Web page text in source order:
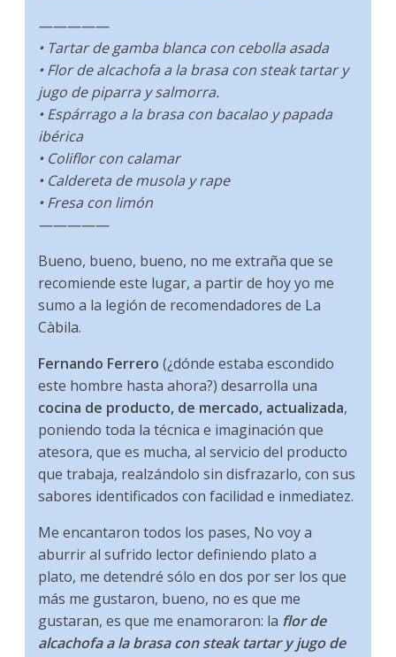
—————
• Tartar de gamba blanca con cebolla asada
• Flor de alcachofa a la brasa con steak tartar y
jugo de piparra y salmorra.
• Espárrago a la brasa con bacalao y papada
ibérica
• Coliflor con calamar
• Caldereta de musola y rape
• Fresa con limón
—————
Bueno, bueno, bueno, no me extraña que se
recomiende este lugar, a partir de hoy yo me
sumo a la legión de recomendadores de La
Càbila.
Fernando Ferrero (¿dónde estaba escondido
este hombre hasta ahora?) desarrolla una
cocina de producto, de mercado, actualizada,
poniendo toda la técnica e imaginación que
atesora, que es mucha, al servicio del producto
que trabaja, realzándolo sin disfrazarlo, con sus
sabores identificados con facilidad e inmediatez.
Me encantaron todos los pases, No voy a
aburrir al sufrido lector definiendo plato a
plato, me detendré sólo en dos por ser los que
más me gustaron, bueno, no es que me
gustaran, es que me enamoraron: la flor de
alcachofa a la brasa con steak tartar y jugo de